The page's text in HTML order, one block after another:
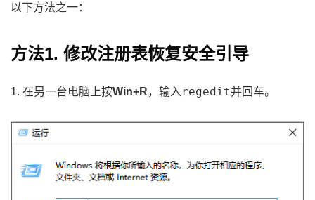
以下方法之一：
方法1. 修改注册表恢复安全引导
1. 在另一台电脑上按Win+R，输入 regedit并回车。